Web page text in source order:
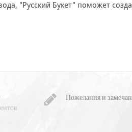
"Русский Букет" поможет
Пожелания и